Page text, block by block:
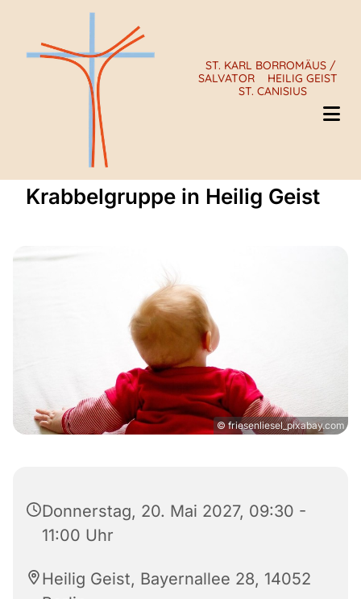
ST. KARL BORROMÄUS /
SALVATOR
HEILIG GEIST
ST. CANISIUS
Krabbelgruppe in Heilig Geist
© friesenliesel_pixabay.com
Donnerstag, 20. Mai 2027, 09:30 -
11:00 Uhr
Heilig Geist, Bayernallee 28, 14052